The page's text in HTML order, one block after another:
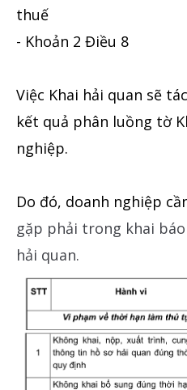
thuế
- Khoản 2 Điều 8
Việc Khai hải quan sẽ
kết quả phân luồng tờ
nghiệp.
Do đó, doanh nghiệp
gặp phải trong khai
hải quan.